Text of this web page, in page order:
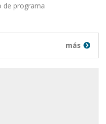
de programa
más